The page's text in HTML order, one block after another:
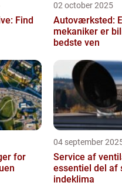
Find
02 october 2025
Autoværksted:
mekaniker er
bedste ven
for
04 september
Service af
essentiel del af
indeklima